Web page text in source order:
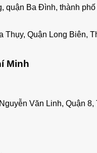
quận Ba Đình, thành phố
Quận Long Biên,
Minh
Văn Linh, Quận 8,